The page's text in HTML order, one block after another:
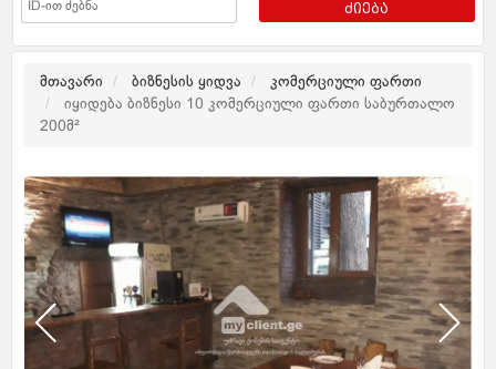
ძიება
მთავარი ბიზნესის ყიდვა
კომერციული ფართი
იყიდება ბიზნესი 10 კომერციული ფართი საბურთალო
200მ²